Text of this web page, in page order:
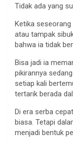
Tidak ada yang
Ketika
atau tampak
bahwa ia tidak
Bisa jadi ia
pikirannya
setiap kali
tertarik berada
Di era serba
biasa. Tetapi
menjadi bentuk